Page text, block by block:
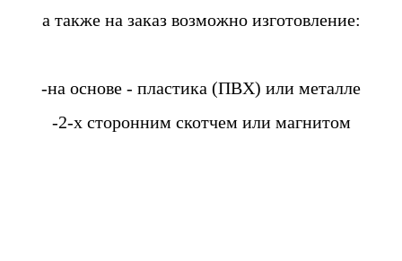
а также на заказ возможно изготовление:
-на основе - пластика (ПВХ) или металле
-2-х сторонним скотчем или магнитом